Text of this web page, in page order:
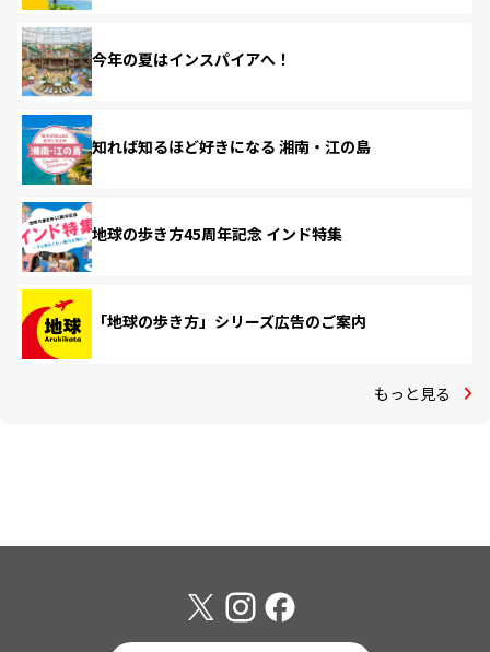
今年の夏はインスパイアへ！
知れば知るほど好きになる 湘南・江の島
地球の歩き方45周年記念 インド特集
「地球の歩き方」シリーズ広告のご案内
もっと見る